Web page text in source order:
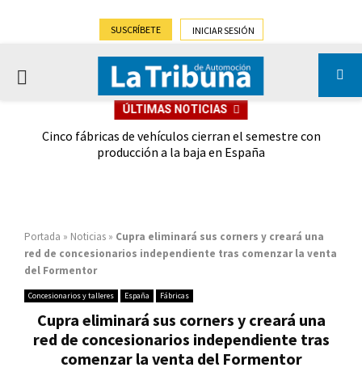
SUSCRÍBETE INICIAR SESIÓN
PRIMARY
ÚLTIMAS NOTICIAS
Cinco fábricas de vehículos cierran el semestre con
producción a la baja en España
Portada » Noticias » Cupra eliminará sus corners y creará una
red de concesionarios independiente tras comenzar la venta
del Formentor
Concesionarios y talleres España Fábricas
Cupra eliminará sus corners y creará una
red de concesionarios independiente tras
comenzar la venta del Formentor